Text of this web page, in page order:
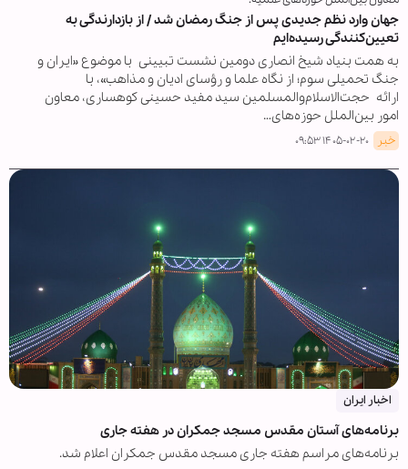
جهان وارد نظم جدیدی پس از جنگ رمضان شد / از بازدارندگی به
تعیین‌کنندگی رسیده‌ایم
به همت بنیاد شیخ انصاری دومین نشست تبیینی با موضوع «ایران و
جنگ تحمیلی سوم؛ از نگاه علما و رؤسای ادیان و مذاهب»، با
ارائه حجت‌الاسلام‌والمسلمین سید مفید حسینی کوهساری، معاون
امور بین‌الملل حوزه‌های…
خبر ۱۴۰۵-۰۲-۲۰ ۰۹:۵۳
اخبار ایران
برنامه‌های آستان مقدس مسجد جمکران در هفته جاری
برنامه‌های مراسم هفته جاری مسجد مقدس جمکران اعلام شد.